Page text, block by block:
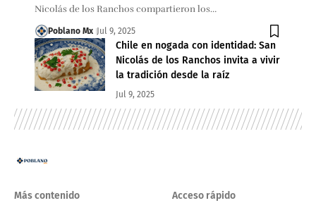
Nicolás de los Ranchos compartieron los…
Poblano Mx Jul 9, 2025
Chile en nogada con identidad: San
Nicolás de los Ranchos invita a vivir
la tradición desde la raíz
Jul 9, 2025
Más contenido Acceso rápido